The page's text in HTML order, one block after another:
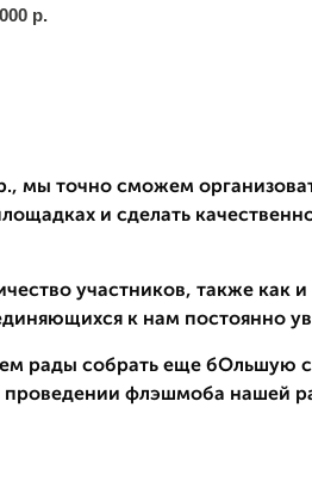
р.
мы точно сможем
и сделать
участников, также как
к нам постоянно
рады собрать еще бОльшую
проведении флэшмоба нашей